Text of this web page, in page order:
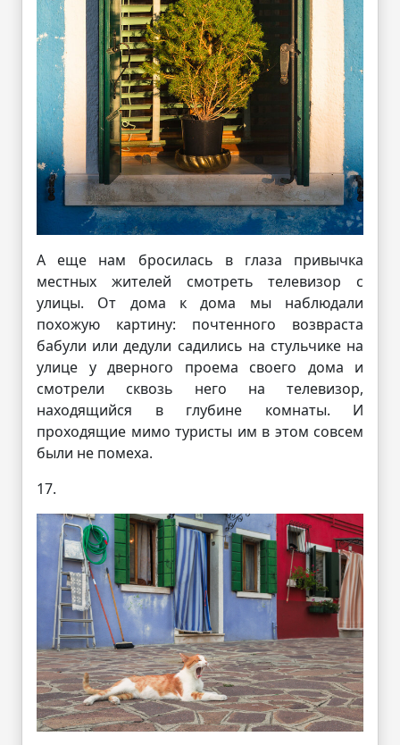
А еще нам бросилась в глаза привычка
местных жителей смотреть телевизор с
улицы. От дома к дома мы наблюдали
похожую картину: почтенного возвраста
бабули или дедули садились на стульчике на
улице у дверного проема своего дома и
смотрели сквозь него на телевизор,
находящийся в глубине комнаты. И
проходящие мимо туристы им в этом совсем
были не помеха.
17.